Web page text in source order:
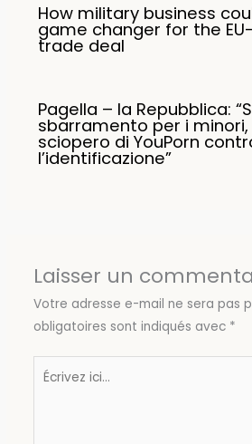
How military business
game changer for the
trade deal
Pagella – la Repubblica:
sbarramento per i minori,
sciopero di YouPorn
l’identificazione”
Laisser un
Votre adresse e-mail ne sera pas
obligatoires sont indiqués avec *
Écrivez